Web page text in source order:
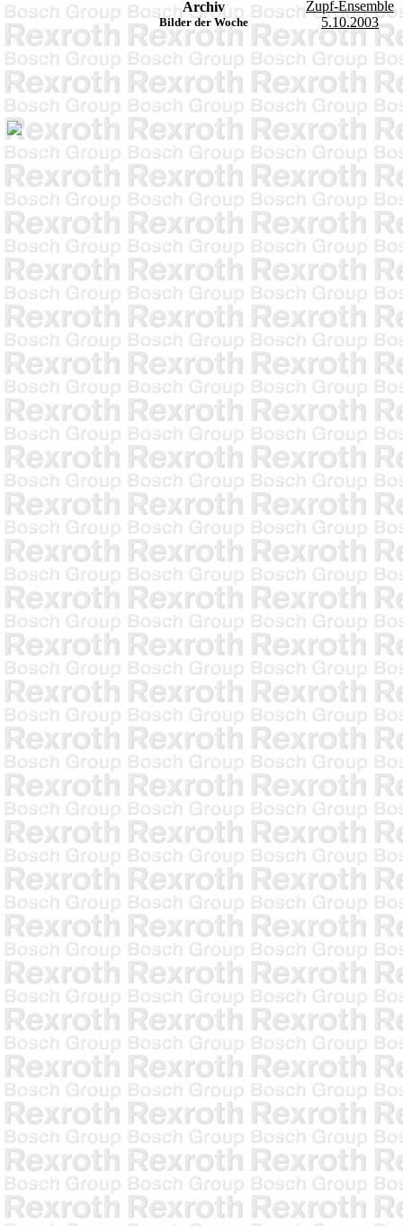
Archiv
Bilder der Woche
Zupf-Ensemble
5.10.2003